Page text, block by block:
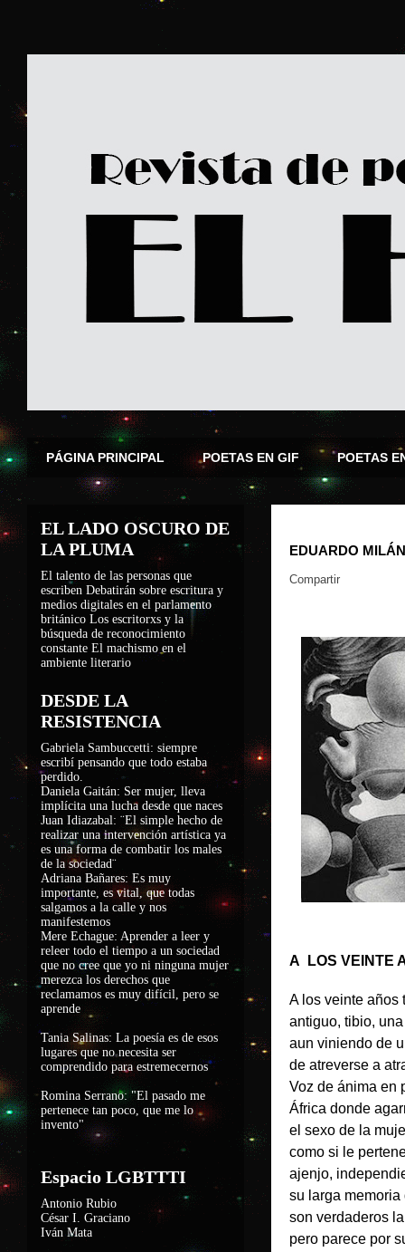
PÁGINA PRINCIPAL POETAS EN GIF POETAS
EDUARDO MILÁN
Compartir
A LOS VEINTE
A los veinte años
antiguo, tibio,
aun viniendo de
de atreverse a
Voz de ánima en
África donde
el sexo de la
como si le
ajenjo,
su larga
son verdaderos
pero parece por
EL LADO OSCURO DE
LA PLUMA
El talento de las personas que
escriben Debatirán sobre escritura y
medios digitales en el parlamento
británico Los escritorxs y la
búsqueda de reconocimiento
constante El machismo en el
ambiente literario
DESDE LA
RESISTENCIA
Gabriela Sambuccetti: siempre
escribí pensando que todo estaba
perdido.
Daniela Gaitán: Ser mujer, lleva
implícita una lucha desde que naces
Juan Idiazabal: ¨El simple hecho de
realizar una intervención artística ya
es una forma de combatir los males
de la sociedad¨
Adriana Bañares: Es muy
importante, es vital, que todas
salgamos a la calle y nos
manifestemos
Mere Echague: Aprender a leer y
releer todo el tiempo a un sociedad
que no cree que yo ni ninguna mujer
merezca los derechos que
reclamamos es muy difícil, pero se
aprende
Tania Salinas: La poesía es de esos
lugares que no necesita ser
comprendido para estremecernos
Romina Serrano: "El pasado me
pertenece tan poco, que me lo
invento"
Espacio LGBTTTI
Antonio Rubio
César I. Graciano
Iván Mata